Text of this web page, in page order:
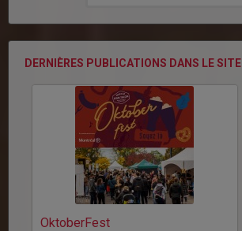
DERNIÈRES PUBLICATIONS DANS LE SITE
OktoberFest